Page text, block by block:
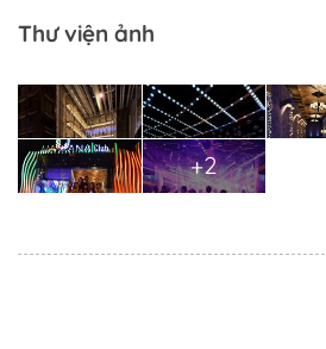
Thư viện ảnh
+2